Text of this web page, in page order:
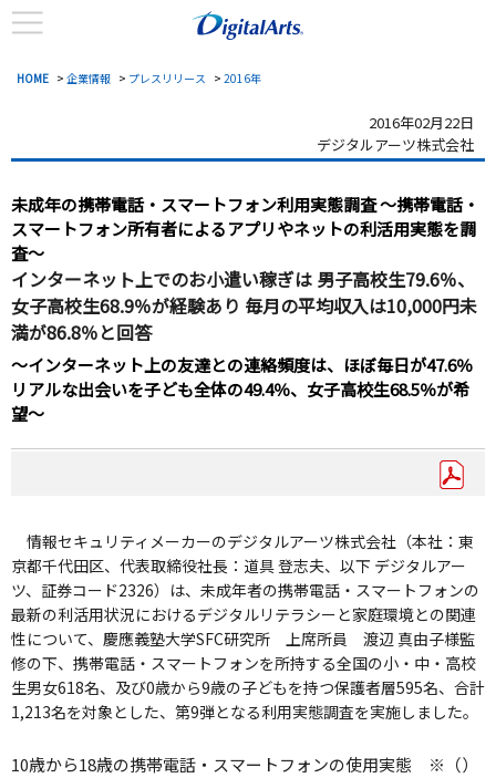
HOME > 企業情報 > プレスリリース > 2016年
2016年02月22日
デジタルアーツ株式会社
未成年の携帯電話・スマートフォン利用実態調査～携帯電話・
スマートフォン所有者によるアプリやネットの利活用実態を調
査～
インターネット上でのお小遣い稼ぎは 男子高校生79.6％、
女子高校生68.9％が経験あり 毎月の平均収入は10,000円未
満が86.8％と回答
～インターネット上の友達との連絡頻度は、ほぼ毎日が47.6％
リアルな出会いを子ども全体の49.4％、女子高校生68.5％が希
望～
情報セキュリティメーカーのデジタルアーツ株式会社（本社：東
京都千代田区、代表取締役社長：道具 登志夫、以下 デジタルアー
ツ、証券コード2326）は、未成年者の携帯電話・スマートフォンの
最新の利活用状況におけるデジタルリテラシーと家庭環境との関連
性について、慶應義塾大学SFC研究所 上席所員 渡辺 真由子様監
修の下、携帯電話・スマートフォンを所持する全国の小・中・高校
生男女618名、及び0歳から9歳の子どもを持つ保護者層595名、合計
1,213名を対象とした、第9弾となる利用実態調査を実施しました。
10歳から18歳の携帯電話・スマートフォンの使用実態 ※（）